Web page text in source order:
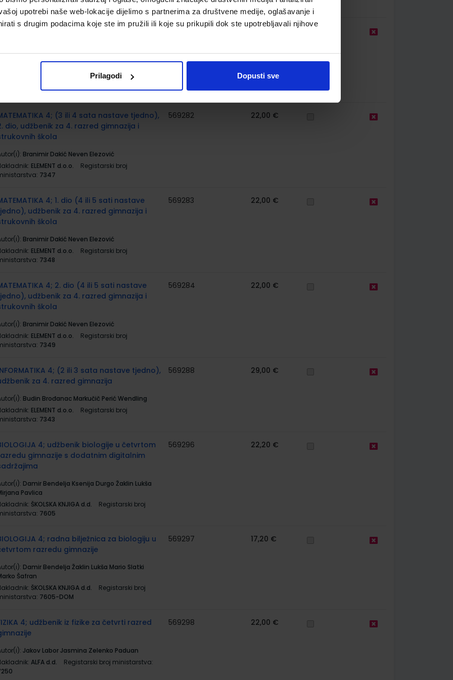
upotrebi naše web-lokacije dijelimo s partnerima za društvene medije, oglašavanje i
s drugim podacima koje ste im pružili ili koje su prikupili dok ste upotrebljavali njihove
Prilagodi Dopusti sve
6769;7410
MATEMATIKA 4; (3 ili 4 sata nastave tjedno),
škola
Registarski broj
7346
569281 22,00 €
4; (3 ili 4 sata nastave tjedno),
dio, udžbenik za 4. razred gimnazija i
škola
Branimir Dakić Neven Elezović
ELEMENT d.o.o.
Registarski broj
7347
569282 22,00 €
4; 1. dio (4 ili 5 sati nastave
udžbenik za 4. razred gimnazija i
škola
Branimir Dakić Neven Elezović
ELEMENT d.o.o.
Registarski broj
7348
569283 22,00 €
4; 2. dio (4 ili 5 sati nastave
udžbenik za 4. razred gimnazija i
škola
Branimir Dakić Neven Elezović
ELEMENT d.o.o.
Registarski broj
7349
569284 22,00 €
4; (2 ili 3 sata nastave tjedno),
za 4. razred gimnazija
Budin Brođanac Markučič Perić Wendling
ELEMENT d.o.o.
Registarski broj
7343
569288 29,00 €
4; udžbenik biologije u četvrtom
gimnazije s dodatnim digitalnim
Damir Bendelja Ksenija Durgo Žaklin Lukša
Pavlica
ŠKOLSKA KNJIGA d.d.
Registarski broj
7605
569296 22,20 €
4; radna bilježnica za biologiju u
razredu gimnazije
Damir Bendelja Žaklin Lukša Mario Slatki
Šafran
ŠKOLSKA KNJIGA d.d.
Registarski broj
7605-DOM
569297 17,20 €
4; udžbenik iz fizike za četvrti razred
Jakov Labor Jasmina Zelenko Paduan
ALFA d.d.
Registarski broj ministarstva:
569298 22,00 €